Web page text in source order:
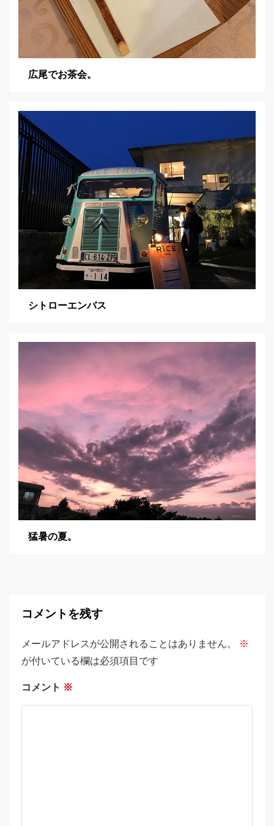
広尾でお茶会。
シトローエンバス
猛暑の夏。
コメントを残す
メールアドレスが公開されることはありません。
※
が付いている欄は必須項目です
コメント ※